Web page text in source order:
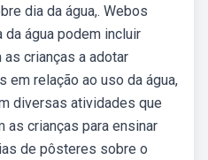
dia da água,. Webos
água podem incluir
crianças a adotar
relação ao uso da água,
diversas atividades que
as crianças para ensinar
de pôsteres sobre o